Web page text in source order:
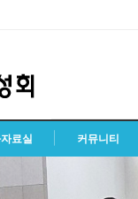
료실 커뮤니티